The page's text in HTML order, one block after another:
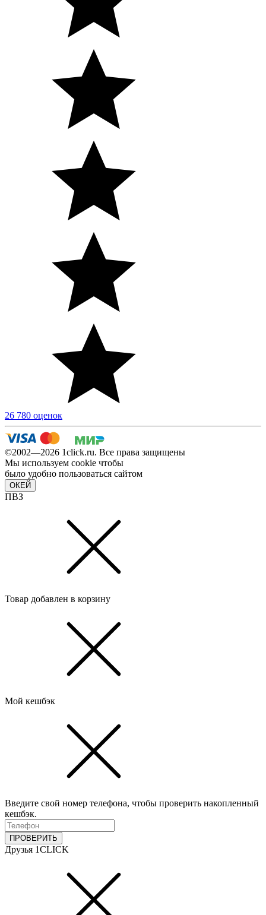
26 780 оценок
©2002—2026 1сlick.ru. Все права защищены
Мы используем cookie чтобы
было удобно пользоваться сайтом
ОКЕЙ
ПВЗ
Товар добавлен в корзину
Мой кешбэк
Введите свой номер телефона, чтобы проверить накопленный
кешбэк.
ПРОВЕРИТЬ
Друзья 1CLICK